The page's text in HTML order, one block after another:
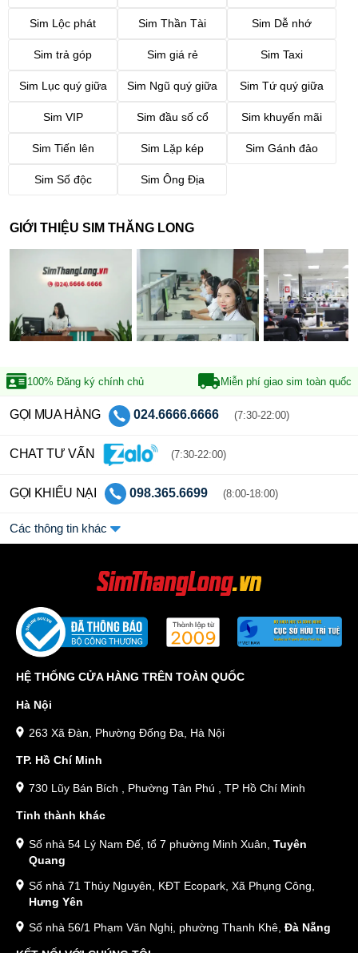
Sim Lộc phát Sim Thần Tài Sim Dễ nhớ
Sim trả góp Sim giá rẻ Sim Taxi
Sim Lục quý giữa Sim Ngũ quý giữa Sim Tứ quý giữa
Sim VIP Sim đầu số cổ Sim khuyến mãi
Sim Tiến lên Sim Lặp kép Sim Gánh đảo
Sim Số độc Sim Ông Địa
GIỚI THIỆU SIM THĂNG LONG
100% Đăng ký chính chủ Miễn phí giao sim toàn quốc
GỌI MUA HÀNG 024.6666.6666 (7:30-22:00)
CHAT TƯ VẤN (7:30-22:00)
GỌI KHIẾU NẠI 098.365.6699 (8:00-18:00)
Các thông tin khác
HỆ THỐNG CỬA HÀNG TRÊN TOÀN QUỐC
Hà Nội
263 Xã Đàn, Phường Đống Đa, Hà Nội
TP. Hồ Chí Minh
730 Lũy Bán Bích , Phường Tân Phú , TP Hồ Chí Minh
Tỉnh thành khác
Số nhà 54 Lý Nam Đế, tổ 7 phường Minh Xuân, Tuyên
Quang
Số nhà 71 Thủy Nguyên, KĐT Ecopark, Xã Phụng Công,
Hưng Yên
Số nhà 56/1 Phạm Văn Nghị, phường Thanh Khê, Đà Nẵng